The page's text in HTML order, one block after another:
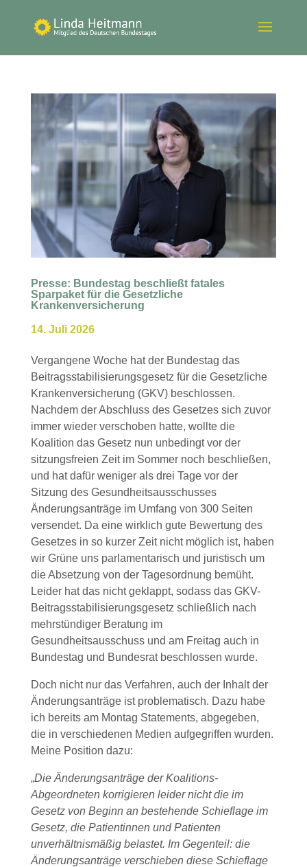
Presse: Bundestag beschließt fatales
Sparpaket für die Gesetzliche
Krankenversicherung
14. Juli 2026
Vergangene Woche hat der Bundestag das
Beitragsstabilisierungsgesetz für die Gesetzliche
Krankenversicherung (GKV) beschlossen.
Nachdem der Abschluss des Gesetzes sich zuvor
immer wieder verschoben hatte, wollte die
Koalition das Gesetz nun unbedingt vor der
sitzungsfreien Zeit im Sommer noch beschließen,
und hat dafür weniger als drei Tage vor der
Sitzung des Gesundheitsausschusses
Änderungsanträge im Umfang von 300 Seiten
versendet. Da eine wirklich gute Bewertung des
Gesetzes in so kurzer Zeit nicht möglich ist, haben
wir Grüne uns parlamentarisch und juristisch um
die Absetzung von der Tagesordnung bemüht.
Leider hat das nicht geklappt, sodass das GKV-
Beitragsstabilisierungsgesetz schließlich nach
mehrstündiger Beratung im
Gesundheitsausschuss und am Freitag auch in
Bundestag und Bundesrat beschlossen wurde.
Doch nicht nur das Verfahren, auch der Inhalt der
Änderungsanträge ist problematisch. Dazu habe
ich bereits am Montag Statements, abgegeben,
die in verschiedenen Medien aufgegriffen wurden.
Meine Position dazu:
„Die Änderungsanträge der Koalitions-
Abgeordneten korrigieren leider nicht die im
Gesetz von Beginn an bestehende Schieflage im
Gesetz, die Patientinnen und Patienten
unverhältnismäßig belastet. Im Gegenteil: die
Änderungsanträge verschieben diese Schieflage